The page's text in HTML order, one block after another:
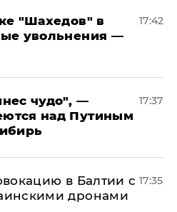
"Шахедов" в
увольнения —
17:42
чудо", —
над Путиным
17:37
в Балтии с
дронами
17:35